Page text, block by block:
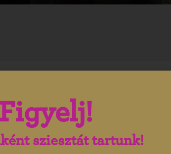
csoportoknak nem
és az érkező
Figyelj!
sziesztát tartunk!